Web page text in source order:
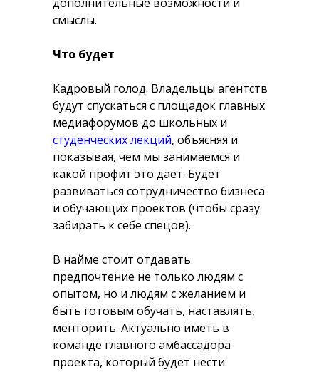
смыслы.
Что будет
Кадровый голод. Владельцы агентств
будут спускаться с площадок главных
медиафорумов до школьных и
студенческих лекций, объясняя и
показывая, чем мы занимаемся и
какой профит это дает. Будет
развиваться сотрудничество бизнеса
и обучающих проектов (чтобы сразу
забирать к себе спецов).
В найме стоит отдавать
предпочтение не только людям с
опытом, но и людям с желанием и
быть готовым обучать, наставлять,
менторить. Актуально иметь в
команде главного амбассадора
проекта, который будет нести